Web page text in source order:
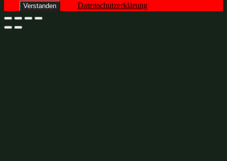
Verstanden Datenschutzerklärung